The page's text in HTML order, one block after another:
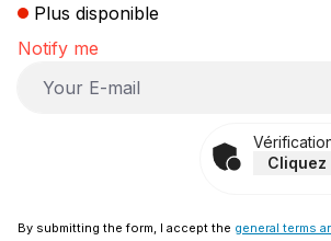
Plus disponible
Notify me
By submitting the form, I accept the general terms